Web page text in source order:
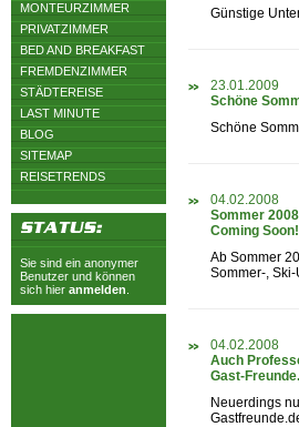
MONTEURZIMMER
PRIVATZIMMER
BED AND BREAKFAST
FREMDENZIMMER
STÄDTEREISE
LAST MINUTE
BLOG
SITEMAP
REISETRENDS
Sie sind ein anonymer
Benutzer und können
sich hier anmelden
Günstige
23.01.2009
Schöne
Schöne
04.02.2008
Sommer
Coming Soon!
Ab Sommer
Sommer-,
04.02.2008
Auch
Gast-
Neuerdings